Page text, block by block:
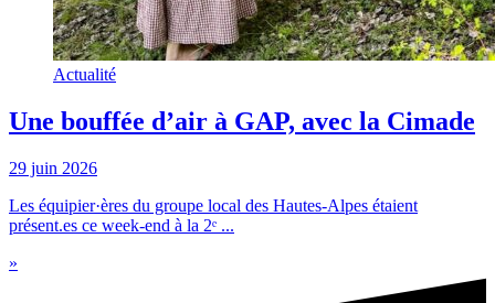
Actualité
Une bouffée d’air à GAP, avec la Cimade
29 juin 2026
Les équipier·ères du groupe local des Hautes-Alpes étaient
présent.es ce week-end à la 2ᵉ ...
»